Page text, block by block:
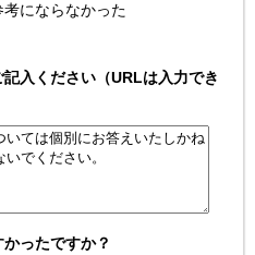
考にならなかった
入ください（URLは入力でき
ったですか？